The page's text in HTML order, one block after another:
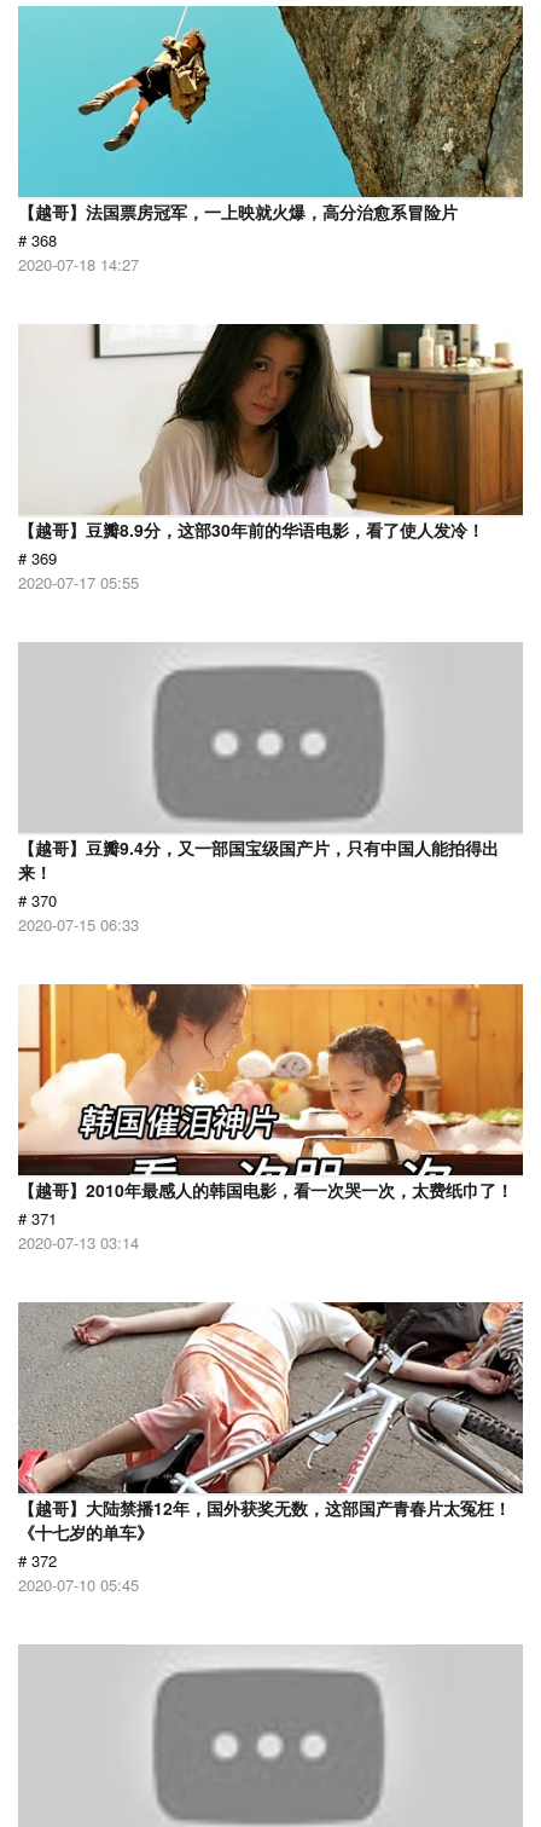
【越哥】法国票房冠军，一上映就火爆，高分治愈系冒险片
# 368
2020-07-18 14:27
【越哥】豆瓣8.9分，这部30年前的华语电影，看了使人发冷！
# 369
2020-07-17 05:55
【越哥】豆瓣9.4分，又一部国宝级国产片，只有中国人能拍得出
来！
# 370
2020-07-15 06:33
【越哥】2010年最感人的韩国电影，看一次哭一次，太费纸巾了！
# 371
2020-07-13 03:14
【越哥】大陆禁播12年，国外获奖无数，这部国产青春片太冤枉！
《十七岁的单车》
# 372
2020-07-10 05:45